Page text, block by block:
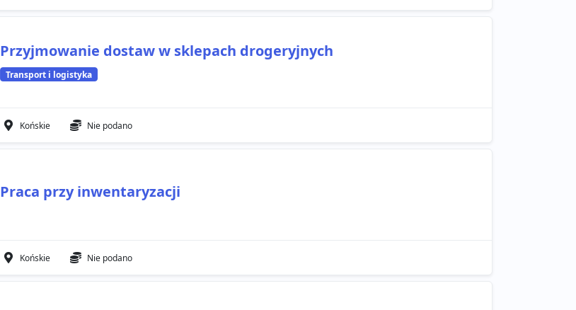
Przyjmowanie dostaw w sklepach drogeryjnych
Transport i logistyka
Końskie Nie podano
Praca przy inwentaryzacji
Końskie Nie podano